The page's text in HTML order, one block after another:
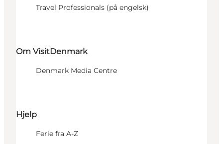
Travel Professionals (på engelsk)
Om VisitDenmark
Denmark Media Centre
Hjelp
Ferie fra A-Z